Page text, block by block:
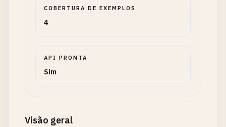
COBERTURA DE EXEMPLOS
4
API PRONTA
Sim
Visão geral